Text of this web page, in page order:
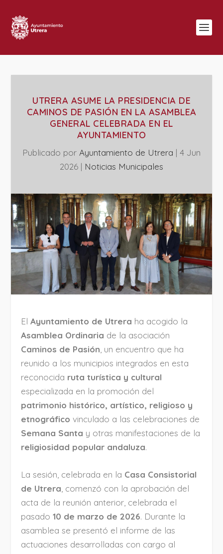
UTRERA ASUME LA PRESIDENCIA DE
CAMINOS DE PASIÓN EN LA ASAMBLEA
GENERAL CELEBRADA EN EL
AYUNTAMIENTO
Publicado por Ayuntamiento de Utrera | 4 Jun
2026 | ‎Noticias Municipales
ElAyuntamiento de Utrera ha acogido la
Asamblea Ordinaria de la asociación
Caminos de Pasión , un encuentro que ha
reunido a los municipios integrados en esta
reconocida ruta turística y cultural
especializada en la promoción del
patrimonio histórico, artístico, religioso y
etnográfico vinculado a las celebraciones de
Semana Santa y otras manifestaciones de la
religiosidad popular andaluza.
La sesión, celebrada en la Casa Consistorial
de Utrera , comenzó con la aprobación del
acta de la reunión anterior, celebrada el
pasado10 de marzo de 2026. Durante la
asamblea se presentó el informe de las
actuaciones desarrolladas con cargo al